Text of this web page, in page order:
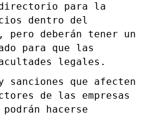
para la
dentro del
deberán tener un
para que las
legales.
que afecten
de las empresas
hacerse